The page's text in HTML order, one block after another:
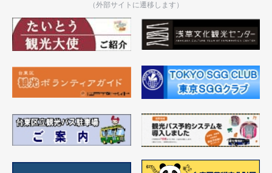
（外部サイトに遷移します）